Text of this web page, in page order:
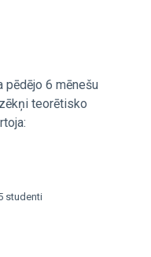
6 mēnešu
teorētisko
studenti